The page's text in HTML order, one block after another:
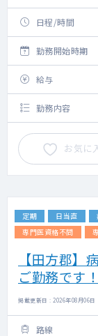
日程/時間
勤務開始時期
給与
勤務内容
お気に
定期 日当直
専門医資格不問
【田方郡】
ご勤務です！
掲載更新日 : 2026年08月06
路線